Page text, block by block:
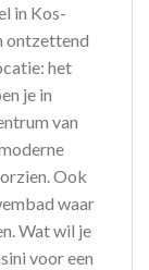
in Kos-
ontzettend
het
je in
van
Ook
waar
Wat wil je
voor een